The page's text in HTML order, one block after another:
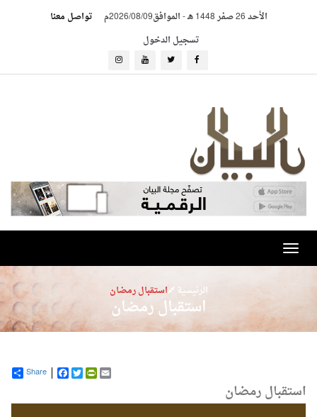
الأحد 26 صفر 1448 هـ -الموافق2026/08/09م
تواصل معنا
تسجيل الدخول
Toggle
navigation
الرئيسية استقبال رمضان
استقبال رمضان
Share
FacebookTwitter
PrintFriendlyEmail
استقبال رمضان